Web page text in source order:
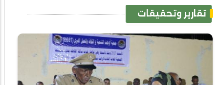
تقارير وتحقيقات